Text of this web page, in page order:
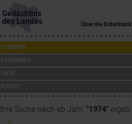
Gedächtnis
des Landes
Über die Datenbank
CHRONIK
Ihre Suche nach ab Jahr: "1974" ergab